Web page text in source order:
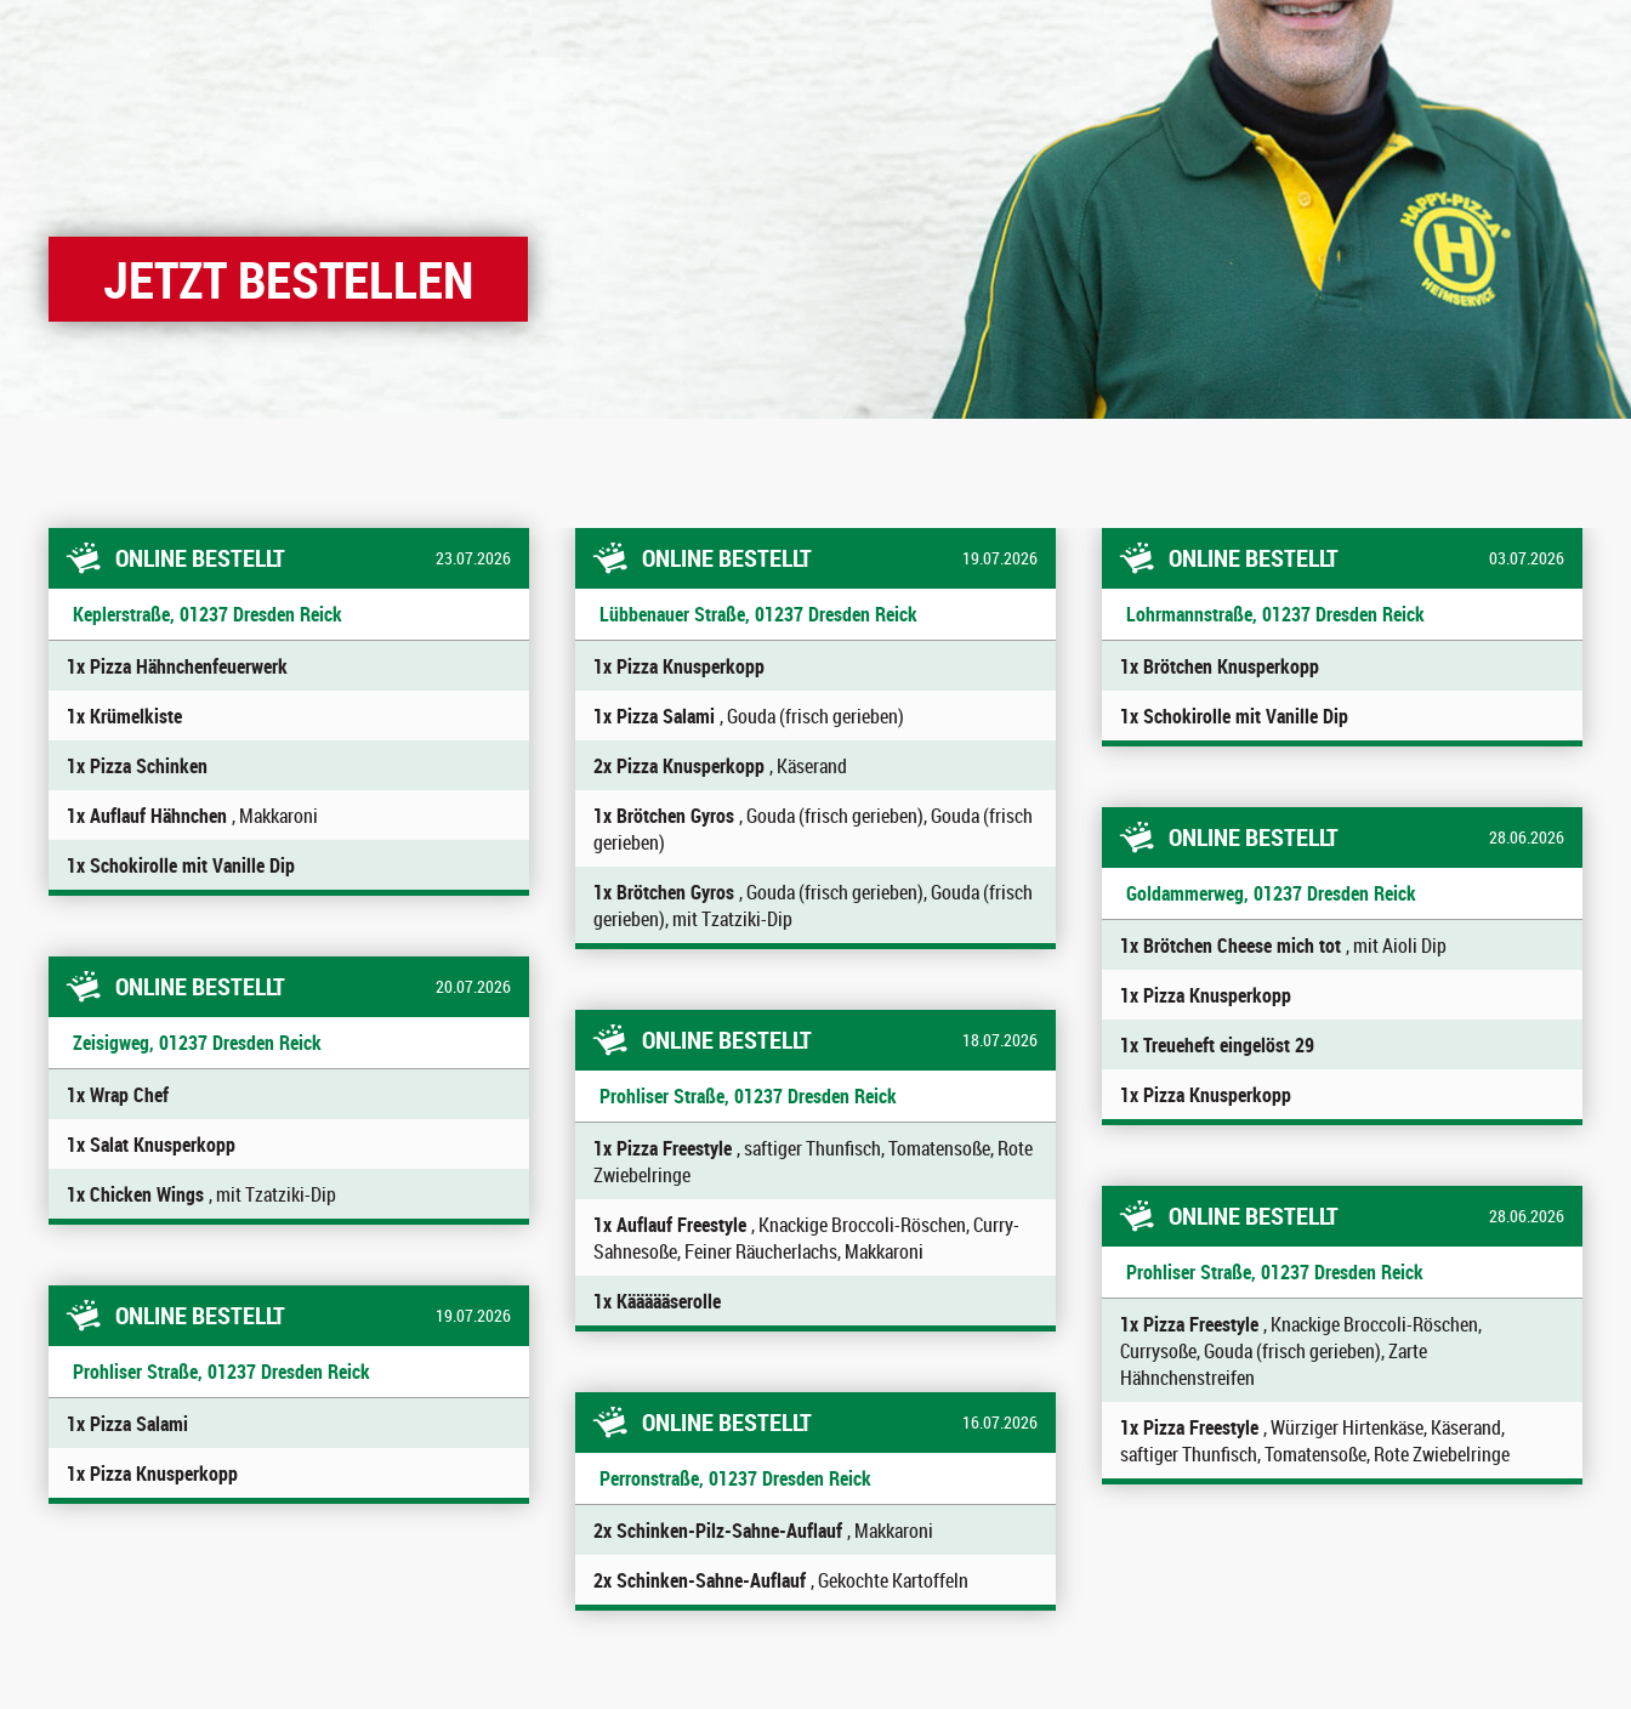
JETZT BESTELLEN
ONLINE BESTELLT 23.07.2026
Keplerstraße, 01237 Dresden Reick
1x Pizza Hähnchenfeuerwerk
1x Krümelkiste
1x Pizza Schinken
1x Auflauf Hähnchen, Makkaroni
1x Schokirolle mit Vanille Dip
ONLINE BESTELLT 20.07.2026
Zeisigweg, 01237 Dresden Reick
1x Wrap Chef
1x Salat Knusperkopp
1x Chicken Wings, mit Tzatziki-Dip
ONLINE BESTELLT 19.07.2026
Prohliser Straße, 01237 Dresden Reick
1x Pizza Salami
1x Pizza Knusperkopp
ONLINE BESTELLT 19.07.2026
Lübbenauer Straße, 01237 Dresden Reick
1x Pizza Knusperkopp
1x Pizza Salami , Gouda (frisch gerieben)
2x Pizza Knusperkopp, Käserand
1x Brötchen Gyros, Gouda (frisch gerieben), Gouda (frisch
gerieben)
1x Brötchen Gyros, Gouda (frisch gerieben), Gouda (frisch
gerieben), mit Tzatziki-Dip
ONLINE BESTELLT 18.07.2026
Prohliser Straße, 01237 Dresden Reick
1x Pizza Freestyle, saftiger Thunfisch, Tomatensoße, Rote
Zwiebelringe
1x Auflauf Freestyle, Knackige Broccoli-Röschen, Curry-
Sahnesoße, Feiner Räucherlachs, Makkaroni
1x Käääääserolle
ONLINE BESTELLT 16.07.2026
Perronstraße, 01237 Dresden Reick
2x Schinken-Pilz-Sahne-Auflauf, Makkaroni
2x Schinken-Sahne-Auflauf, Gekochte Kartoffeln
ONLINE BESTELLT 03.07.2026
Lohrmannstraße, 01237 Dresden Reick
1x Brötchen Knusperkopp
1x Schokirolle mit Vanille Dip
ONLINE BESTELLT 28.06.2026
Goldammerweg, 01237 Dresden Reick
1x Brötchen Cheese mich tot, mit Aioli Dip
1x Pizza Knusperkopp
1x Treueheft eingelöst 29
1x Pizza Knusperkopp
ONLINE BESTELLT 28.06.2026
Prohliser Straße, 01237 Dresden Reick
1x Pizza Freestyle, Knackige Broccoli-Röschen,
Currysoße, Gouda (frisch gerieben), Zarte
Hähnchenstreifen
1x Pizza Freestyle, Würziger Hirtenkäse, Käserand,
saftiger Thunfisch, Tomatensoße, Rote Zwiebelringe